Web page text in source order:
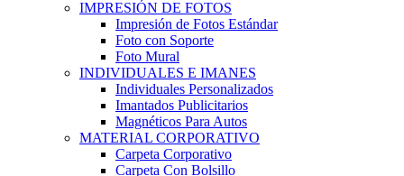
IMPRESIÓN DE FOTOS
Impresión de Fotos Estándar
Foto con Soporte
Foto Mural
INDIVIDUALES E IMANES
Individuales Personalizados
Imantados Publicitarios
Magnéticos Para Autos
MATERIAL CORPORATIVO
Carpeta Corporativo
Carpeta Con Bolsillo